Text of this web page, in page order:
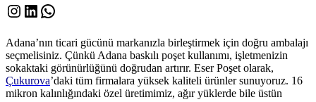
Instagram
LinkedIn
WhatsApp
Adana’nın ticari gücünü markanızla birleştirmek için doğru ambalajı
seçmelisiniz. Çünkü Adana baskılı poşet kullanımı, işletmenizin
sokaktaki görünürlüğünü doğrudan artırır. Eser Poşet olarak,
Çukurova’daki tüm firmalara yüksek kaliteli ürünler sunuyoruz. 16
mikron kalınlığındaki özel üretimimiz, ağır yüklerde bile üstün